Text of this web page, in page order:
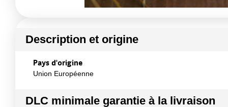
Description et origine
Pays d'origine
Union Européenne
DLC minimale garantie à la livraison